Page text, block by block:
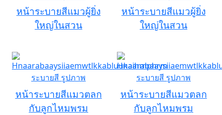
หน้าระบายสีแมวผู้ยิ่ง
ใหญ่ในสวน
หน้าระบายสีแมวผู้ยิ่ง
ใหญ่ในสวน
หน้าระบายสีแมวตลก
กับลูกไหมพรม
หน้าระบายสีแมวตลก
กับลูกไหมพรม